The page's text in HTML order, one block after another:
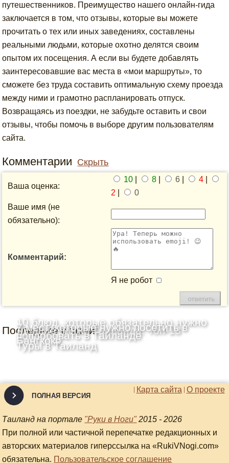
путешественников. Преимущество нашего онлайн-гида
заключается в том, что отзывы, которые вы можете
прочитать о тех или иных заведениях, составлены
реальными людьми, которые охотно делятся своим
опытом их посещения. А если вы будете добавлять
заинтересовавшие вас места в «мои маршруты», то
сможете без труда составить оптимальную схему проезда
между ними и грамотно распланировать отпуск.
Возвращаясь из поездки, не забудьте оставить и свои
отзывы, чтобы помочь в выборе другим пользователям
сайта.
Комментарии Скрыть
Ваша оценка:
10 8 6 4
2
0
Ваше имя (не
обязательно):
Комментарий:
Я не робот
Последние статьи
Лучшие пляжи Таиланда: Топ-13
10 блюд, которые обязательно нужно
попробовать в Таиланде
7 мест, которые нужно посетить в
Бангкоке
Туры в Таиланд
О проекте
Карта сайта
ПОЛНАЯ ВЕРСИЯ
Таиланд на портале "Руки в Ноги" 2015 - 2026
При полной или частичной перепечатке редакционных и
авторских материалов гиперссылка на «RukiVNogi.com»
обязательна. Пользовательское соглашение